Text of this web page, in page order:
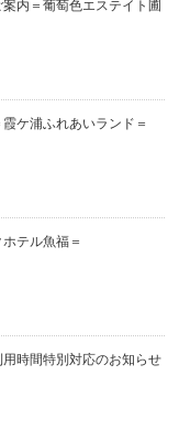
内＝葡萄色エステイト圃
ケ浦ふれあいランド＝
テル魚福＝
用時間特別対応のお知らせ